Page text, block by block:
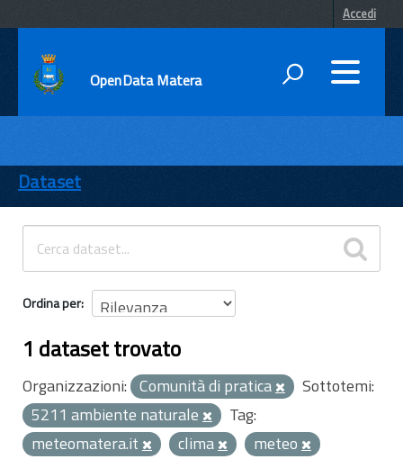
Accedi
OpenData Matera
ENTI
TEMI
INFORMAZIONI
Dataset
Ordina per
1 dataset trovato
Organizzazioni: Comunità di pratica
Sottotemi:
5211 ambiente naturale
Tag:
meteomatera.it
clima
meteo